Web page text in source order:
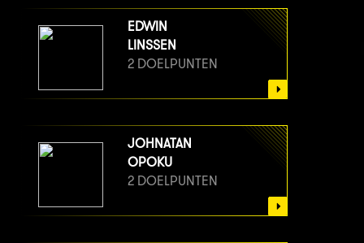
EDWIN
LINSSEN
2 DOELPUNTEN
JOHNATAN
OPOKU
2 DOELPUNTEN